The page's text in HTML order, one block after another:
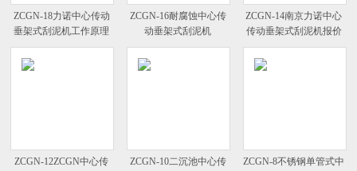
ZCGN-18力诺中心传动
垂架式刮泥机工作原理
ZCGN-16耐腐蚀中心传
动垂架式刮泥机
ZCGN-14南京力诺中心
传动垂架式刮泥机报价
ZCGN-12ZCGN中心传 ZCGN-10二沉池中心传 ZCGN-8不锈钢单管式中